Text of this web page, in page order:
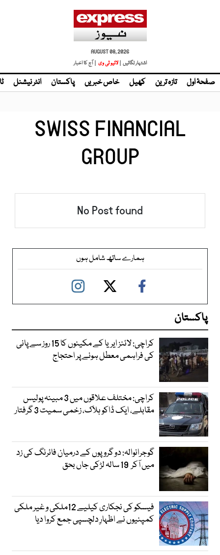
AUGUST 08, 2026
اشتہار لگائیں | لائیو ٹی وی | آج کا اخبار
صفحۂ اول تازہ ترین کھیل خاص خبریں پاکستان انٹر نیشنل
SWISS FINANCIAL
GROUP
No Post found
ہمارے ساتھ شامل ہوں
پاکستان
کراچی: لائنز ایریا کے مکینوں کا 15 روز سے پانی
کی فراہمی معطل ہونے پر احتجاج
کراچی: مختلف علاقوں میں 3 مبینہ پولیس
مقابلے، ایک ڈاکو ہلاک، زخمی سمیت 3 گرفتار
گوجرانوالہ: دو گروپوں کے درمیان فائرنگ کی زد
میں آکر 19 سالہ لڑکی جاں بحق
فیسکو کی نجکاری کیلیے 12ملکی و غیر ملکی
کمپنیوں نے اظہارِ دلچسپی جمع کروا دیا